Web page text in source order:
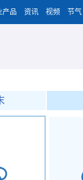
产品 资讯 视频 节气